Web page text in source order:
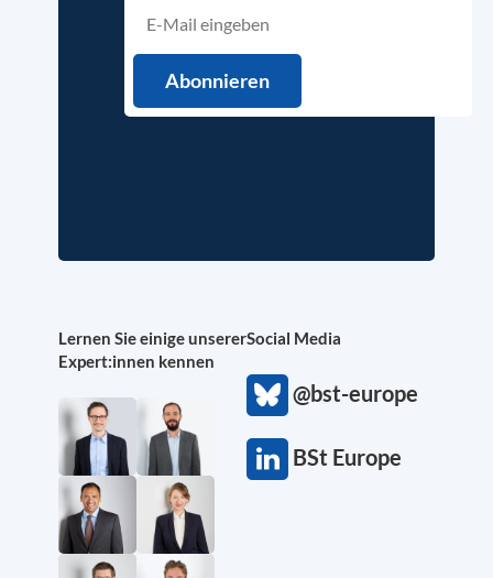
Lernen Sie einige unserer
Expert:innen kennen
Social Media
@bst-europe
BSt Europe